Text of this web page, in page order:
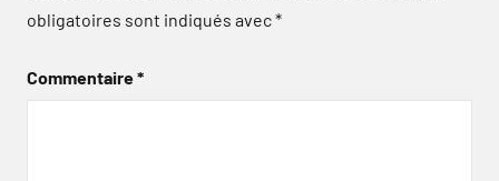
obligatoires sont indiqués avec*
Commentaire*